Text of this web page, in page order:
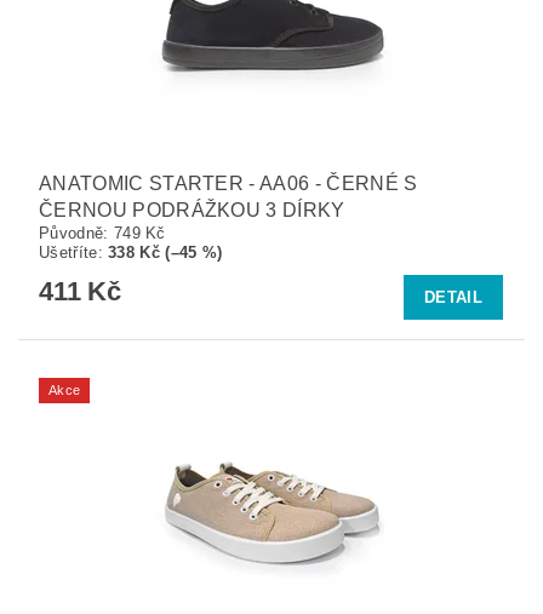
ANATOMIC STARTER - AA06 - ČERNÉ S
ČERNOU PODRÁŽKOU 3 DÍRKY
Původně: 749 Kč
Ušetříte:338 Kč (–45 %)
411 Kč DETAIL
Akce